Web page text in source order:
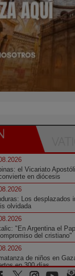
el Vicariato
en diócesis
Los desplazados
olvidada
"En Argentina el
del cristiano"
de niños en
en 300 días